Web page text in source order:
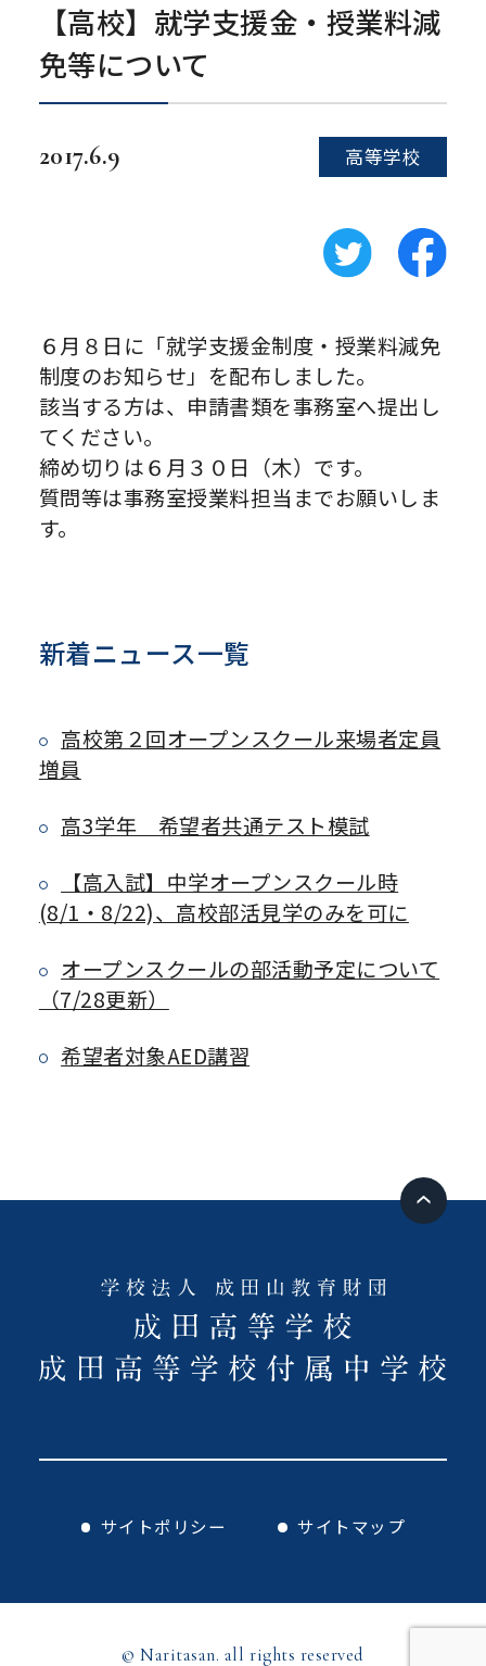
【高校】就学支援金・授業料減
免等について
2017.6.9 高等学校
６月８日に「就学支援金制度・授業料減免
制度のお知らせ」を配布しました。
該当する方は、申請書類を事務室へ提出し
てください。
締め切りは６月３０日（木）です。
質問等は事務室授業料担当までお願いしま
す。
新着ニュース一覧
高校第２回オープンスクール来場者定員
増員
高3学年 希望者共通テスト模試
【高入試】中学オープンスクール時
(8/1・8/22)、高校部活見学のみを可に
オープンスクールの部活動予定について
（7/28更新）
希望者対象AED講習
サイトポリシー サイトマップ
© Naritasan. all rights reserved